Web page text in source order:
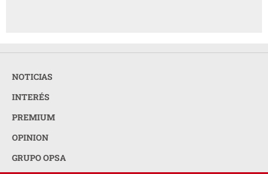
NOTICIAS
INTERÉS
PREMIUM
OPINION
GRUPO OPSA